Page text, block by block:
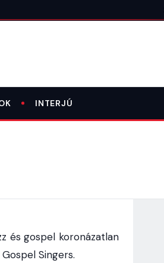
INTERJÚ
és gospel koronázatlan
Singers.